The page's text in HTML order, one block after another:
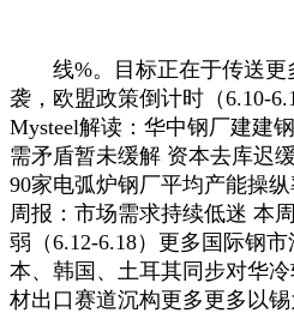
线%。目标正在于传送更
袭，欧盟政策倒计时（6.10-
Mysteel解读：华中钢厂建
需矛盾暂未缓解 资本去库迟
90家电弧炉钢厂平均产能操
周报：市场需求持续低迷 本
弱（6.12-6.18）更多国际钢
本、韩国、土耳其同步对华
材出口赛道沉构更多更多以